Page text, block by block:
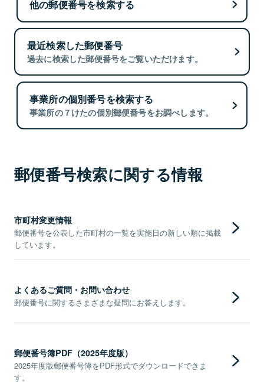
他の郵便番号を検索する
最近検索した郵便番号
過去に検索した郵便番号をご覧いただけます。
事業所の個別番号を検索する
事業所の７けたの個別郵便番号をお調べします。
郵便番号検索に関する情報
市町村変更情報
郵便番号を公表した市町村の一覧を実施日の新しい順に掲載
しています。
よくあるご質問・お問い合わせ
郵便番号に関するさまざまな疑問にお答えします。
郵便番号簿PDF（2025年度版）
2025年度版郵便番号簿をPDF形式でダウンロードできま
す。